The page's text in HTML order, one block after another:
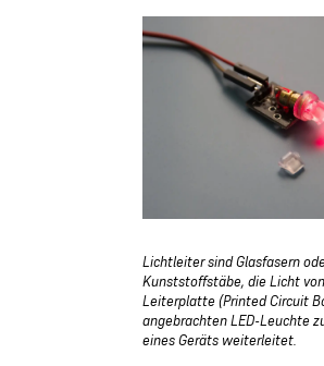
Lichtleiter sind Glasfasern
Kunststoffstäbe, die Licht
Leiterplatte (Printed Circuit
angebrachten LED-Leuchte
eines Geräts weiterleitet.